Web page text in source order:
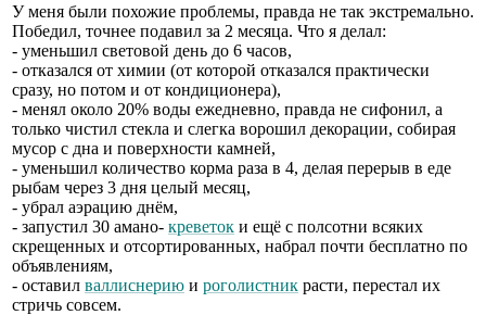
У меня были похожие проблемы, правда не так экстремально.
Победил, точнее подавил за 2 месяца. Что я делал:
- уменьшил световой день до 6 часов,
- отказался от химии (от которой отказался практически
сразу, но потом и от кондиционера),
- менял около 20% воды ежедневно, правда не сифонил, а
только чистил стекла и слегка ворошил декорации, собирая
мусор с дна и поверхности камней,
- уменьшил количество корма раза в 4, делая перерыв в еде
рыбам через 3 дня целый месяц,
- убрал аэрацию днём,
- запустил 30 амано- креветок и ещё с полсотни всяких
скрещенных и отсортированных, набрал почти бесплатно по
объявлениям,
- оставил валлиснерию и роголистник расти, перестал их
стричь совсем.